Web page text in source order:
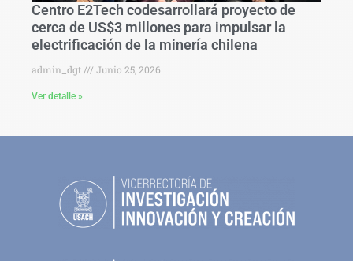
Centro E2Tech codesarrollará proyecto de
cerca de US$3 millones para impulsar la
electrificación de la minería chilena
admin_dgt Junio 25, 2026
Ver detalle »